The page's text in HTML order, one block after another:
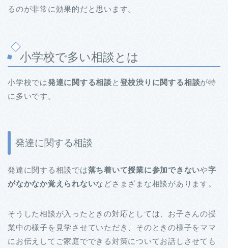
るのが非常に効果的だと思います。
小学校で多い相談とは
小学校では発達に関する相談と 登校渋りに関する相談が特
に多いです。
発達に関する相談
発達に関する相談では落ち着いて授業に参加できないや字
がなかなか覚えられないなどさまざまな相談があります。
そうした相談が入ったときの対応としては、お子さんの授
業中の様子を見学させていただき、そのときの様子をママ
にお伝えしてご家庭でできる対策についてお話しさせても